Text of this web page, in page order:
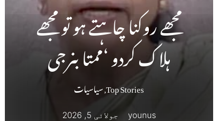
مجھے روکنا چاہتے ہو تو مجھے
ہلاک کردو ‘ممتابنرجی
Top Stories
,سیاسیات
younus جولائی 5, 2026